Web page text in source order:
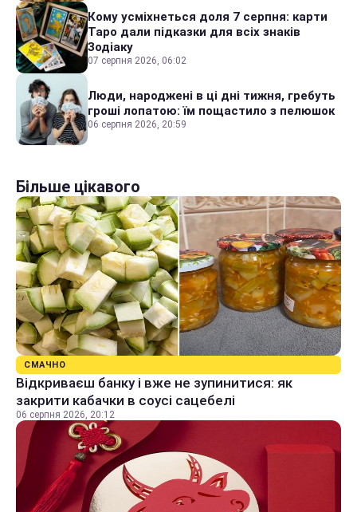
Кому усміхнеться доля 7 серпня: карти
Таро дали підказки для всіх знаків
Зодіаку
07 серпня 2026, 06:02
Люди, народжені в ці дні тижня, гребуть
гроші лопатою: їм пощастило з пелюшок
06 серпня 2026, 20:59
Більше цікавого
СМАЧНО
Відкриваєш банку і вже не зупинитися: як
закрити кабачки в соусі сацебелі
06 серпня 2026, 20:12